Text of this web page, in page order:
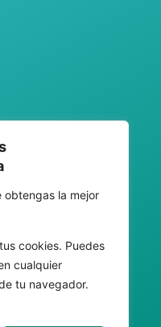
obtengas la mejor
cookies. Puedes
cualquier
tu navegador.
1018,
Jal.,